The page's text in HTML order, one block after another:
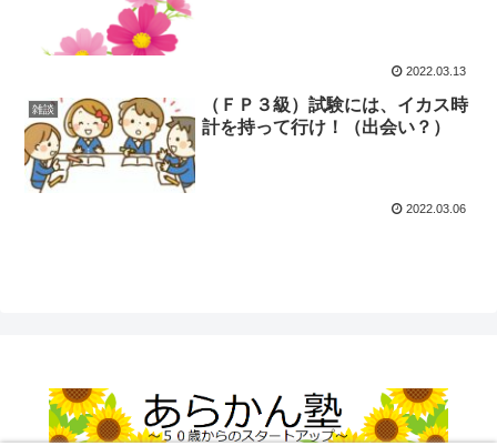
2022.03.13
雑談
（ＦＰ３級）試験には、イカス時
計を持って行け！（出会い？）
2022.03.06